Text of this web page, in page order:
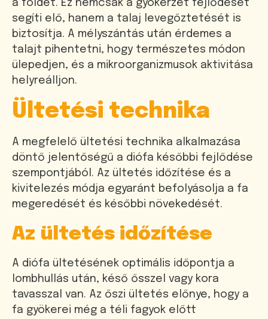
a földet. Ez nemcsak a gyökérzet fejlődését
segíti elő, hanem a talaj levegőztetését is
biztosítja. A mélyszántás után érdemes a
talajt pihentetni, hogy természetes módon
ülepedjen, és a mikroorganizmusok aktivitása
helyreálljon.
Ültetési technika
A megfelelő ültetési technika alkalmazása
döntő jelentőségű a diófa későbbi fejlődése
szempontjából. Az ültetés időzítése és a
kivitelezés módja egyaránt befolyásolja a fa
megeredését és későbbi növekedését.
Az ültetés időzítése
A diófa ültetésének optimális időpontja a
lombhullás után, késő ősszel vagy kora
tavasszal van. Az őszi ültetés előnye, hogy a
fa gyökerei még a téli fagyok előtt